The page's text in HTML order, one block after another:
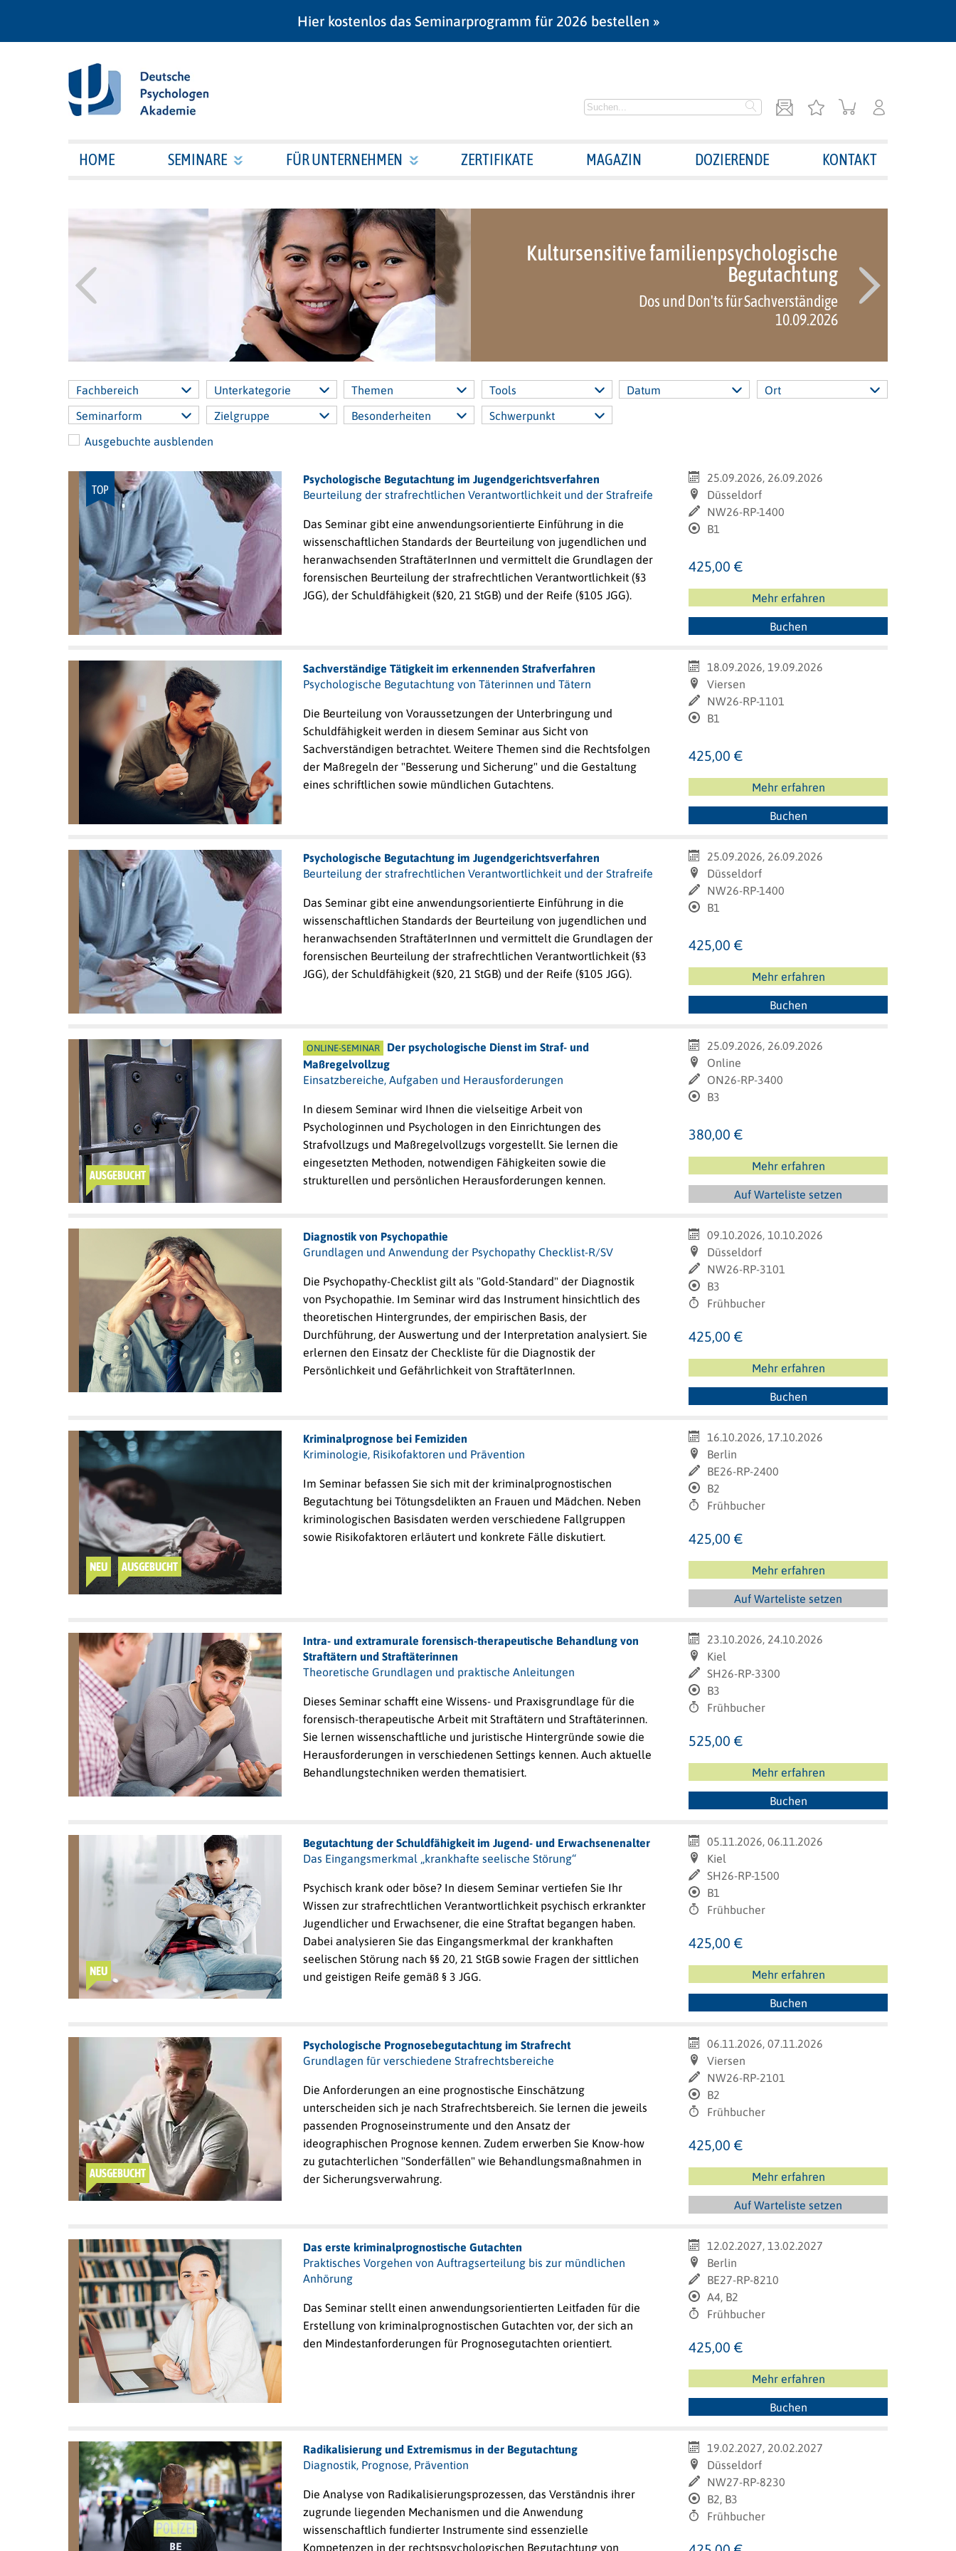
Hier kostenlos das Seminarprogramm für 2026 bestellen »
HOME SEMINARE FÜR UNTERNEHMEN ZERTIFIKATE MAGAZIN DOZIERENDE KONTAKT
Kultursensitive familienpsychologische
Begutachtung
Dos und Don'ts für Sachverständige
10.09.2026
Fachbereich Unterkategorie Themen Tools Datum
Ort
Seminarform
Zielgruppe Besonderheiten
Schwerpunkt
Ausgebuchte ausblenden
TOP
Psychologische Begutachtung im Jugendgerichtsverfahren
Beurteilung der strafrechtlichen Verantwortlichkeit und der Strafreife
Das Seminar gibt eine anwendungsorientierte Einführung in die
wissenschaftlichen Standards der Beurteilung von jugendlichen und
heranwachsenden StraftäterInnen und vermittelt die Grundlagen der
forensischen Beurteilung der strafrechtlichen Verantwortlichkeit (§3
JGG), der Schuldfähigkeit (§20, 21 StGB) und der Reife (§105 JGG).
25.09.2026, 26.09.2026
Düsseldorf
NW26-RP-1400
B1
425,00 €
Mehr erfahren
Buchen
Sachverständige Tätigkeit im erkennenden Strafverfahren
Psychologische Begutachtung von Täterinnen und Tätern
Die Beurteilung von Voraussetzungen der Unterbringung und
Schuldfähigkeit werden in diesem Seminar aus Sicht von
Sachverständigen betrachtet. Weitere Themen sind die Rechtsfolgen
der Maßregeln der "Besserung und Sicherung" und die Gestaltung
eines schriftlichen sowie mündlichen Gutachtens.
18.09.2026, 19.09.2026
Viersen
NW26-RP-1101
B1
425,00 €
Mehr erfahren
Buchen
Psychologische Begutachtung im Jugendgerichtsverfahren
Beurteilung der strafrechtlichen Verantwortlichkeit und der Strafreife
Das Seminar gibt eine anwendungsorientierte Einführung in die
wissenschaftlichen Standards der Beurteilung von jugendlichen und
heranwachsenden StraftäterInnen und vermittelt die Grundlagen der
forensischen Beurteilung der strafrechtlichen Verantwortlichkeit (§3
JGG), der Schuldfähigkeit (§20, 21 StGB) und der Reife (§105 JGG).
25.09.2026, 26.09.2026
Düsseldorf
NW26-RP-1400
B1
425,00 €
Mehr erfahren
Buchen
AUSGEBUCHT
ONLINE-SEMINAR
Der psychologische Dienst im Straf- und
Maßregelvollzug
Einsatzbereiche, Aufgaben und Herausforderungen
In diesem Seminar wird Ihnen die vielseitige Arbeit von
Psychologinnen und Psychologen in den Einrichtungen des
Strafvollzugs und Maßregelvollzugs vorgestellt. Sie lernen die
eingesetzten Methoden, notwendigen Fähigkeiten sowie die
strukturellen und persönlichen Herausforderungen kennen.
25.09.2026, 26.09.2026
Online
ON26-RP-3400
B3
380,00 €
Mehr erfahren
Auf Warteliste setzen
Diagnostik von Psychopathie
Grundlagen und Anwendung der Psychopathy Checklist-R/SV
Die Psychopathy-Checklist gilt als "Gold-Standard" der Diagnostik
von Psychopathie. Im Seminar wird das Instrument hinsichtlich des
theoretischen Hintergrundes, der empirischen Basis, der
Durchführung, der Auswertung und der Interpretation analysiert. Sie
erlernen den Einsatz der Checkliste für die Diagnostik der
Persönlichkeit und Gefährlichkeit von StraftäterInnen.
09.10.2026, 10.10.2026
Düsseldorf
NW26-RP-3101
B3
Frühbucher
425,00 €
Mehr erfahren
Buchen
NEU AUSGEBUCHT
Kriminalprognose bei Femiziden
Kriminologie, Risikofaktoren und Prävention
Im Seminar befassen Sie sich mit der kriminalprognostischen
Begutachtung bei Tötungs­delikten an Frauen und Mädchen. Neben
kriminologischen Basisdaten werden verschiedene Fallgruppen
sowie Risikofaktoren erläutert und konkrete Fälle diskutiert.
16.10.2026, 17.10.2026
Berlin
BE26-RP-2400
B2
Frühbucher
425,00 €
Mehr erfahren
Auf Warteliste setzen
Intra- und extramurale forensisch-therapeutische Behandlung von
Straftätern und Straftäterinnen
Theoretische Grundlagen und praktische Anleitungen
Dieses Seminar schafft eine Wissens- und Praxisgrundlage für die
forensisch-therapeutische Arbeit mit Straftätern und Straftäterinnen.
Sie lernen wissenschaftliche und juristische Hintergründe sowie die
Herausforderungen in verschiedenen Settings kennen. Auch aktuelle
Behandlungstechniken werden thematisiert.
23.10.2026, 24.10.2026
Kiel
SH26-RP-3300
B3
Frühbucher
525,00 €
Mehr erfahren
Buchen
NEU
Begutachtung der Schuldfähigkeit im Jugend- und Erwachsenenalter
Das Eingangsmerkmal „krankhafte seelische Störung“
Psychisch krank oder böse? In diesem Seminar vertiefen Sie Ihr
Wissen zur strafrechtlichen Verantwortlichkeit psychisch erkrankter
Jugendlicher und Erwachsener, die eine Straftat begangen haben.
Dabei analysieren Sie das Eingangsmerkmal der krankhaften
seelischen Störung nach §§ 20, 21 StGB sowie Fragen der sittlichen
und geistigen Reife gemäß § 3 JGG.
05.11.2026, 06.11.2026
Kiel
SH26-RP-1500
B1
Frühbucher
425,00 €
Mehr erfahren
Buchen
AUSGEBUCHT
Psychologische Prognosebegutachtung im Strafrecht
Grundlagen für verschiedene Strafrechtsbereiche
Die Anforderungen an eine prognostische Einschätzung
unterscheiden sich je nach Strafrechtsbereich. Sie lernen die jeweils
passenden Prognoseinstrumente und den Ansatz der
ideographischen Prognose kennen. Zudem erwerben Sie Know-how
zu gutachterlichen "Sonderfällen" wie Behandlungsmaßnahmen in
der Sicherungsverwahrung.
06.11.2026, 07.11.2026
Viersen
NW26-RP-2101
B2
Frühbucher
425,00 €
Mehr erfahren
Auf Warteliste setzen
Das erste kriminalprognostische Gutachten
Praktisches Vorgehen von Auftragserteilung bis zur mündlichen
Anhörung
Das Seminar stellt einen anwendungsorientierten Leitfaden für die
Erstellung von kriminalprognostischen Gutachten vor, der sich an
den Mindestanforderungen für Prognosegutachten orientiert.
12.02.2027, 13.02.2027
Berlin
BE27-RP-8210
A4, B2
Frühbucher
425,00 €
Mehr erfahren
Buchen
Radikalisierung und Extremismus in der Begutachtung
Diagnostik, Prognose, Prävention
Die Analyse von Radikalisierungsprozessen, das Verständnis ihrer
zugrunde liegenden Mechanismen und die Anwendung
wissenschaftlich fundierter Instrumente sind essenzielle
Kompetenzen in der rechtspsychologischen Begutachtung von
19.02.2027, 20.02.2027
Düsseldorf
NW27-RP-8230
B2, B3
Frühbucher